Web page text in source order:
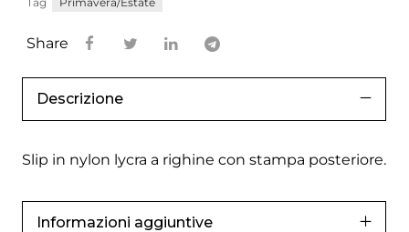
Share
Descrizione
Slip in nylon lycra a righine con stampa posteriore.
Informazioni aggiuntive